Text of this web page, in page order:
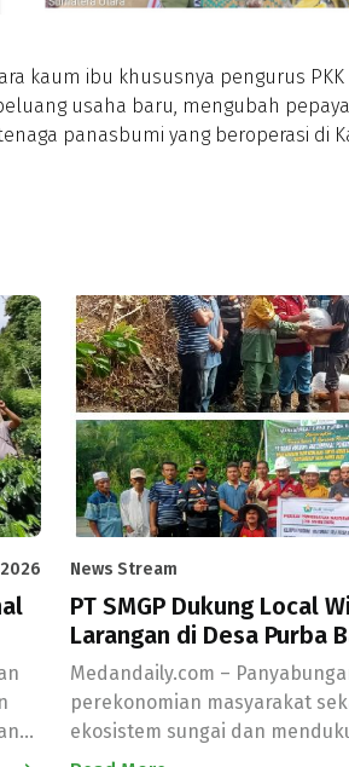
kaum ibu khususnya pengurus
usaha baru, mengubah
panasbumi yang beroperasi di
News Stream
PT SMGP Dukung Local
Larangan di Desa Purba
Medandaily.com –
perekonomian masyarakat
ekosistem sungai dan
(local wisdom), PT SMGP (Sorik